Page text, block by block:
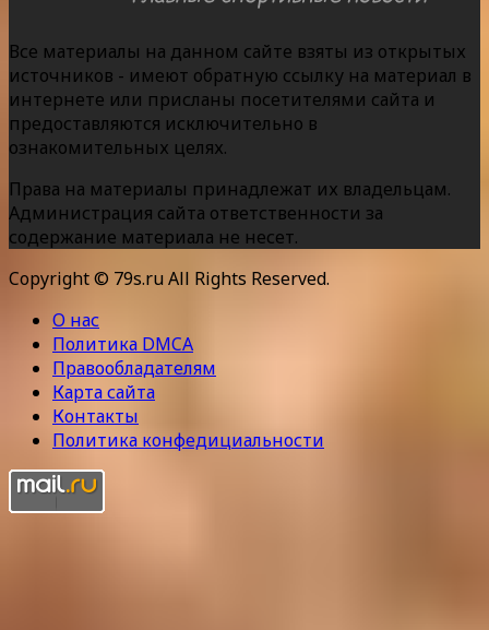
Все материалы на данном сайте взяты из открытых
источников - имеют обратную ссылку на материал в
интернете или присланы посетителями сайта и
предоставляются исключительно в
ознакомительных целях.
Права на материалы принадлежат их владельцам.
Администрация сайта ответственности за
содержание материала не несет.
Copyright © 79s.ru All Rights Reserved.
О нас
Политика DMCA
Правообладателям
Карта сайта
Контакты
Политика конфедициальности